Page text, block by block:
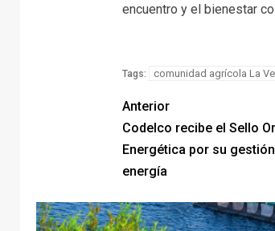
encuentro y el bienestar
Tags: comunidad agrícola La
Anterior
Codelco recibe el Sello
Energética por su
energía